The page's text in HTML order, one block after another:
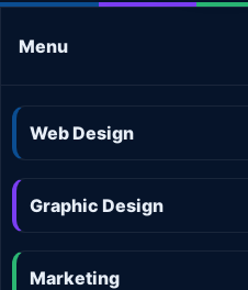
Menu
Web Design
Graphic Design
Marketing
CALCULEAZĂ SINGUR
Calculator preț Marketing online
Calculator preț Aplicații